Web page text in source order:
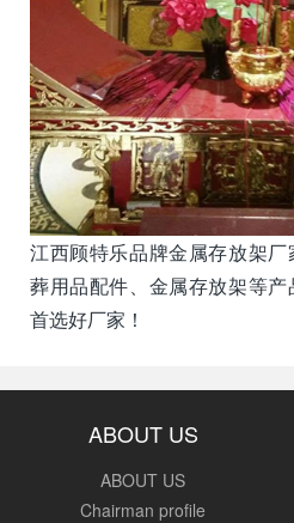
江西顾特乐品牌金属存放架
葬用品配件、金属存放架等
首选好厂家！
ABOUT US
ABOUT US
Chairman profile